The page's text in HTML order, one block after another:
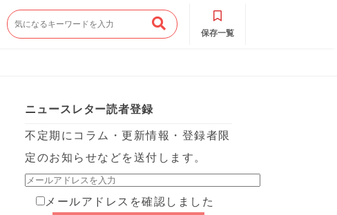
保存一覧
ニュースレター読者登録
不定期にコラム・更新情報・登録者限
定のお知らせなどを送付します。
メールアドレスを確認しました